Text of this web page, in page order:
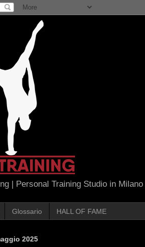
| Personal Training Studio in Milano
Glossario HALL OF FAME
2025